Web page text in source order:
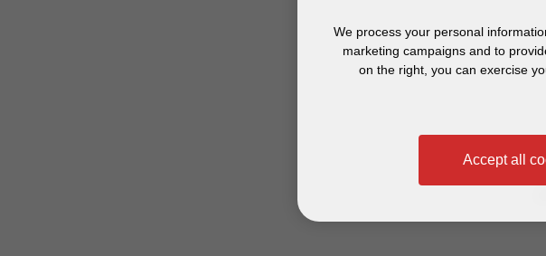
We process your personal
marketing campaigns and to
on the right, you can exercise
Accept all